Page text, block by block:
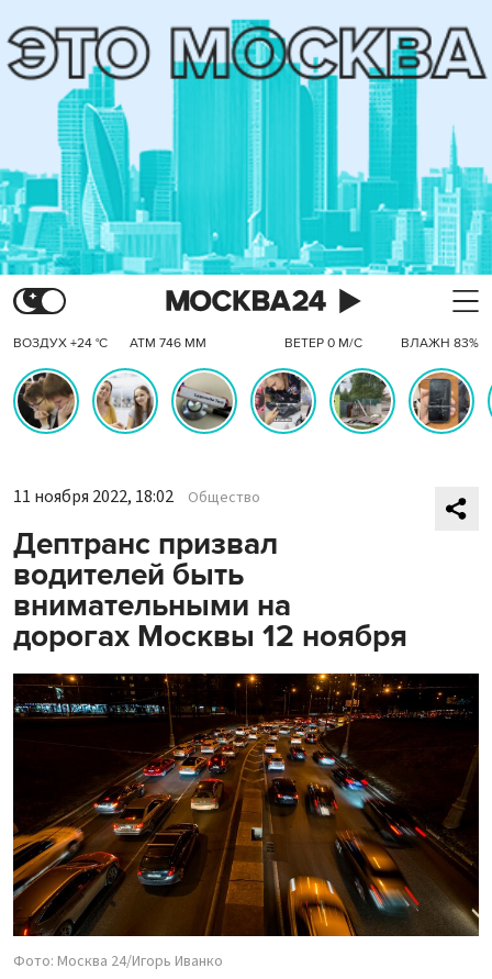
ВОЗДУХ +24 °C АТМ 746 ММ ВЕТЕР 0 М/С ВЛАЖН 83%
11 ноября 2022, 18:02 Общество
Дептранс призвал
водителей быть
внимательными на
дорогах Москвы 12 ноября
Фото: Москва 24/Игорь Иванко